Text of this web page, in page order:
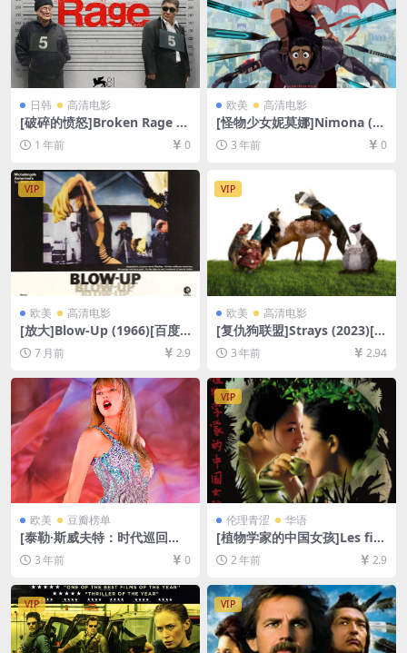
日韩 高清电影
[破碎的愤怒]Broken Rage (2
024)[百度网盘+夸克网盘1080
P超清未删减资源][网盘在线播
放/下载][MP4/4.8GB][中文字
幕]
1 年前 0
欧美 高清电影
[怪物少女妮莫娜]Nimona (20
23)[百度网盘+迅雷云盘资源1
080P超清未删减][MP4/2GB]
3 年前 0
VIP
欧美 高清电影
[放大]Blow-Up (1966)[百度
网盘+夸克网盘1080P超清未
删减资源][网盘在线播放/下
7 月前 2.9
VIP
欧美 高清电影
[复仇狗联盟]Strays (2023)[百
度网盘+夸克网盘1080P超清
未删减资源][网盘在线播放/下
3 年前 2.94
欧美 豆瓣榜单
[泰勒·斯威夫特：时代巡回演
唱会]Taylor Swift: The Eras
Tour (2023)[百度网盘+夸克网
盘1080P超清未删减资源][网
盘在线播放/下载][MP4/12G
B][中英字幕]
3 年前 0
VIP
伦理青涩 华语
[植物学家的中国女孩]Les fill
es du botaniste (2006)[百度
网盘+夸克网盘1080P超清未
删减资源][网盘在线播放/下
载][MP4/6GB][中文字幕]
2 年前 2.9
VIP VIP